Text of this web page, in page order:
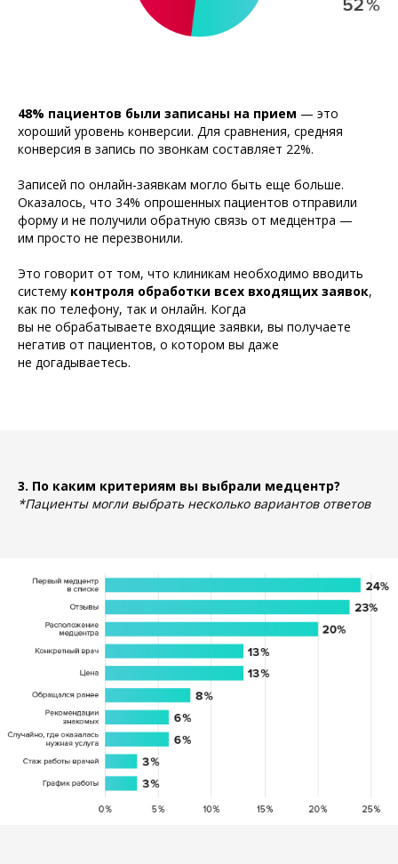
48% пациентов были записаны на прием — это
хороший уровень конверсии. Для сравнения, средняя
конверсия в запись по звонкам составляет 22%.
Записей по онлайн-заявкам могло быть еще больше.
Оказалось, что 34% опрошенных пациентов отправили
форму и не получили обратную связь от медцентра —
им просто не перезвонили.
Это говорит от том, что клиникам необходимо вводить
систему контроля обработки всех входящих заявок,
как по телефону, так и онлайн. Когда
вы не обрабатываете входящие заявки, вы получаете
негатив от пациентов, о котором вы даже
не догадываетесь.
3. По каким критериям вы выбрали медцентр?
*Пациенты могли выбрать несколько вариантов ответов